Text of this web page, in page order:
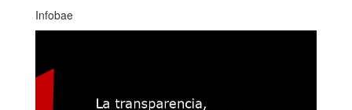
Infobae